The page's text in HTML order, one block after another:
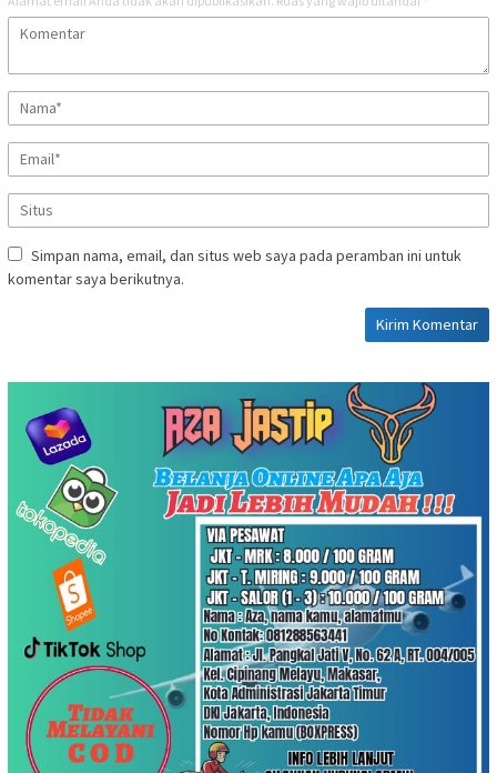
Simpan nama, email, dan situs web saya pada peramban ini untuk
komentar saya berikutnya.